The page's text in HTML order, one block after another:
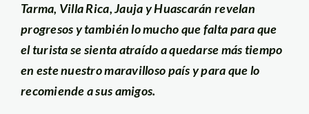
Tarma, Villa Rica, Jauja y Huascarán revelan
progresos y también lo mucho que falta para que
el turista se sienta atraído a quedarse más tiempo
en este nuestro maravilloso país y para que lo
recomiende a sus amigos.